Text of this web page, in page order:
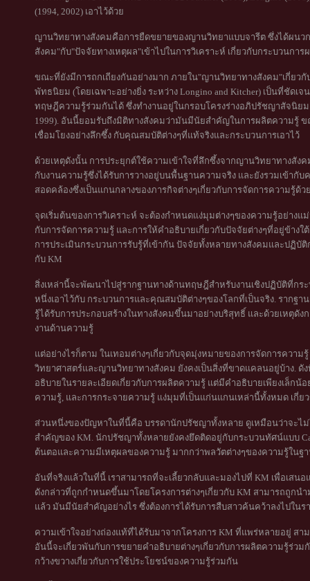
(1994, 2002) เอาไว้ด้วย
ญานวิทยาทางสังคมคือการยืดขยายของญานวิทยาแบบจารีต ซึ่งได้ผนว
สังคม"กับ"ปัจจัยทางเหตุผล"เข้าไปในการวิเคราะห์ เกี่ยวกับกระบวนการ
ขณะที่ยังมีการถกเถียงกันอย่างมาก ภายใน"ญานวิทยาทางสังคม"เกี่ย
พัทธนิยม (โดยเฉพาะอย่างยิ่ง ระหว่าง Longino and Kitcher) เป็นที่ชัด
ทฤษฎีความรู้ร่วมกันได้ ซึ่งทำงานอยู่ในกรอบโครงร่างอภิปรัชญาสัจนิยม
1999). อันนี้ยอมรับถึงมิติทางสังคมว่ามันมีนัยสำคัญในการผลิตความรู้
เชื่อมโยงอย่างลึกซึ้ง กับคุณสมบัติต่างๆที่แท้จริงและกระบวนการเอาไว้
ด้วยเหตุดังนั้น การประยุกต์ใช้ความเข้าใจที่ลึกซึ้งจากญานวิทยาทางสัง
กับงานความรู้ซึ่งได้รับการวางอยู่บนพื้นฐานความจริง และยังรวมเข้ากั
สอดคล้องซึ่งเป็นแกนกลางของภารกิจต่างๆเกี่ยวกับการจัดการความรู้ด้ว
จุดเริ่มต้นของการวิเคราะห์ จะต้องกำหนดแง่มุมต่างๆของความรู้อย่างแ
กับการจัดการความรู้ และการให้คำอธิบายเกี่ยวกับปัจจัยต่างๆที่อยู่ข้าง
การประเมินกระบวนการรับรู้ที่เข้ากัน ปัจจัยทั้งหลายทางสังคมและปฏิบัติ
กับ KM
สิ่งเหล่านี้จะพัฒนาไปสู่รากฐานทางด้านทฤษฎีสำหรับงานเชิงปฏิบัติที่กระ
หนึ่งเอาไว้กับ กระบวนการและคุณสมบัติต่างๆของโลกที่เป็นจริง. รากฐ
รู้ได้รับการประกอบสร้างในทางสังคมขึ้นมาอย่างบริสุทธิ์ และด้วยเหตุดัง
งานด้านความรู้
แต่อย่างไรก็ตาม ในเทอมต่างๆเกี่ยวกับจุดมุ่งหมายของการจัดการคว
วิทยาศาสตร์และญานวิทยาทางสังคม ยังคงเป็นสิ่งที่ขาดแคลนอยู่บ้าง.
อธิบายในรายละเอียดเกี่ยวกับการผลิตความรู้ แต่มีคำอธิบายเพียงเล็กน้
ความรู้, และการกระจายความรู้ แง่มุมที่เป็นแก่นแกนเหล่านี้ทั้งหมด เกี่ย
ส่วนหนึ่งของปัญหาในที่นี้คือ บรรดานักปรัชญาทั้งหลาย ดูเหมือนว่าจะไ
สำคัญของ KM. นักปรัชญาทั้งหลายยังคงยึดติดอยู่กับกระบวนทัศน์แบบ
ต้นตอและความมีเหตุผลของความรู้ มากกว่าพลวัตต่างๆของความรู้ในฐ
อันที่จริงแล้วในที่นี้ เราสามารถที่จะเลี้ยวกลับและมองไปที่ KM เพื่อเสน
ดังกล่าวที่ถูกกำหนดขึ้นมาโดยโครงการต่างๆเกี่ยวกับ KM สามารถถูกน
แล้ว มันมีนัยสำคัญอย่างไร ซึ่งต้องการได้รับการสืบสาวค้นคว้าลงไปในร
ความเข้าใจอย่างถ่องแท้ที่ได้รับมาจากโครงการ KM ที่แพร่หลายอยู่ ส
อันนี้จะเกี่ยวพันกับการขยายคำอธิบายต่างๆเกี่ยวกับการผลิตความรู้ร่ว
กว้างขวางเกี่ยวกับการใช้ประโยชน์ของความรู้ร่วมกัน